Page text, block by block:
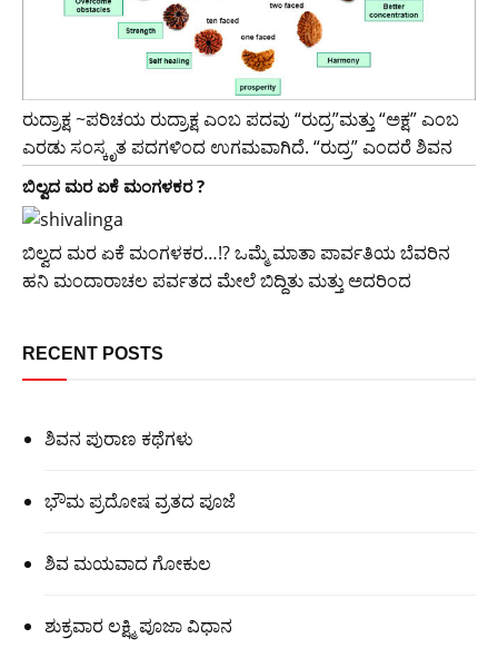
ರುದ್ರಾಕ್ಷ ~ಪರಿಚಯ ರುದ್ರಾಕ್ಷ ಎಂಬ ಪದವು “ರುದ್ರ”ಮತ್ತು “ಅಕ್ಷ” ಎಂಬ
ಎರಡು ಸಂಸ್ಕೃತ ಪದಗಳಿಂದ ಉಗಮವಾಗಿದೆ. “ರುದ್ರ” ಎಂದರೆ ಶಿವನ
ಬಿಲ್ವದ ಮರ ಏಕೆ ಮಂಗಳಕರ ?
ಬಿಲ್ವದ ಮರ ಏಕೆ ಮಂಗಳಕರ…!? ಒಮ್ಮೆ ಮಾತಾ ಪಾರ್ವತಿಯ ಬೆವರಿನ
ಹನಿ ಮಂದಾರಾಚಲ ಪರ್ವತದ ಮೇಲೆ ಬಿದ್ದಿತು ಮತ್ತು ಅದರಿಂದ
RECENT POSTS
ಶಿವನ ಪುರಾಣ ಕಥೆಗಳು
ಭೌಮ ಪ್ರದೋಷ ವ್ರತದ ಪೂಜೆ
ಶಿವ ಮಯವಾದ ಗೋಕುಲ
ಶುಕ್ರವಾರ ಲಕ್ಷ್ಮಿ ಪೂಜಾ ವಿಧಾನ